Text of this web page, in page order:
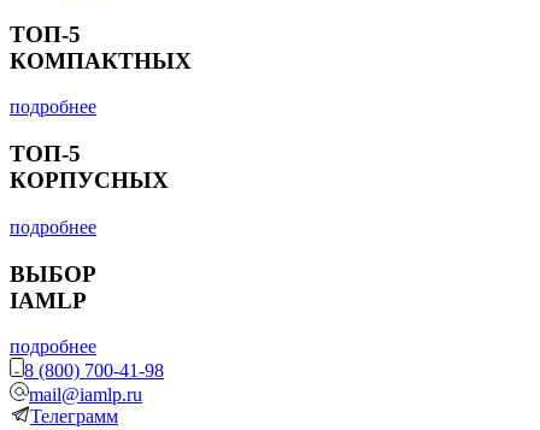
ТОП-5
КОМПАКТНЫХ
подробнее
ТОП-5
КОРПУСНЫХ
подробнее
ВЫБОР
IAMLP
подробнее
8 (800) 700-41-98
mail@iamlp.ru
Телеграмм